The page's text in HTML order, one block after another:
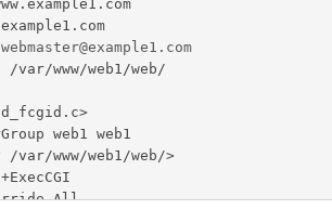
webmaster@example1.com